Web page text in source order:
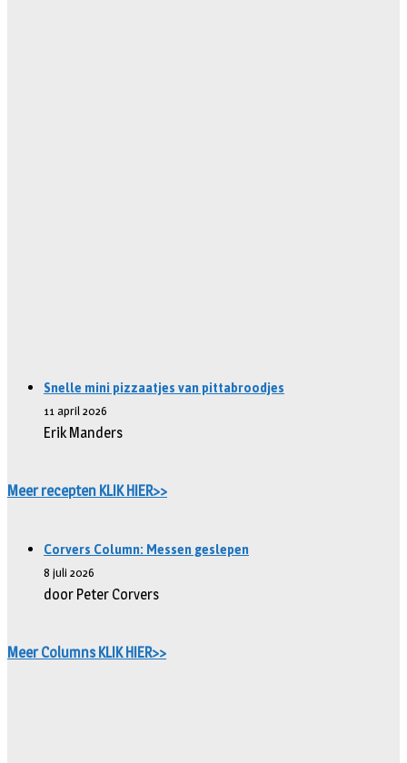
Snelle mini pizzaatjes van pittabroodjes
11 april 2026
Erik Manders
Meer recepten KLIK HIER>>
Corvers Column: Messen geslepen
8 juli 2026
door Peter Corvers
Meer Columns KLIK HIER>>